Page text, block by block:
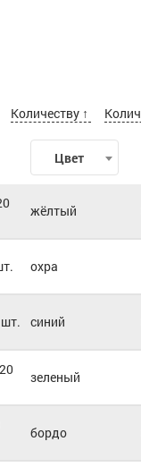
Количеству ↑
Цвет
жёлтый
охра
синий
зеленый
бордо